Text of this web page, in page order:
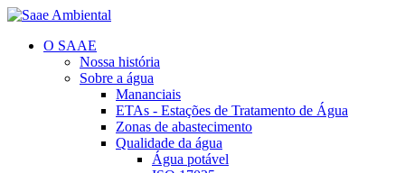
O SAAE
Nossa história
Sobre a água
Mananciais
ETAs - Estações de Tratamento de Água
Zonas de abastecimento
Qualidade da água
Água potável